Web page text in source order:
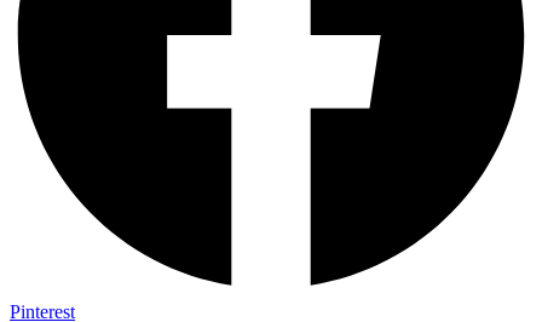
Pinterest